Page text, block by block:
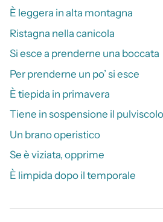
È leggera in alta montagna
Ristagna nella canicola
Si esce a prenderne una boccata
Per prenderne un po’ si esce
È tiepida in primavera
Tiene in sospensione il pulviscolo
Un brano operistico
Se è viziata, opprime
È limpida dopo il temporale